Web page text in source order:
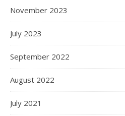
November 2023
July 2023
September 2022
August 2022
July 2021